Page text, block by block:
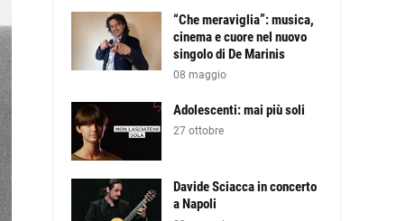
“Che meraviglia”: musica,
cinema e cuore nel nuovo
singolo di De Marinis
08 maggio
Adolescenti: mai più soli
27 ottobre
Davide Sciacca in concerto
a Napoli